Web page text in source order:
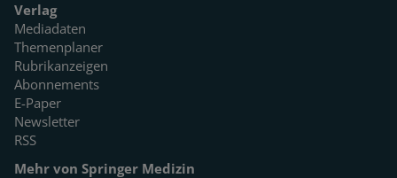
Verlag
Mediadaten
Themenplaner
Rubrikanzeigen
Abonnements
E-Paper
Newsletter
RSS
Mehr von Springer Medizin